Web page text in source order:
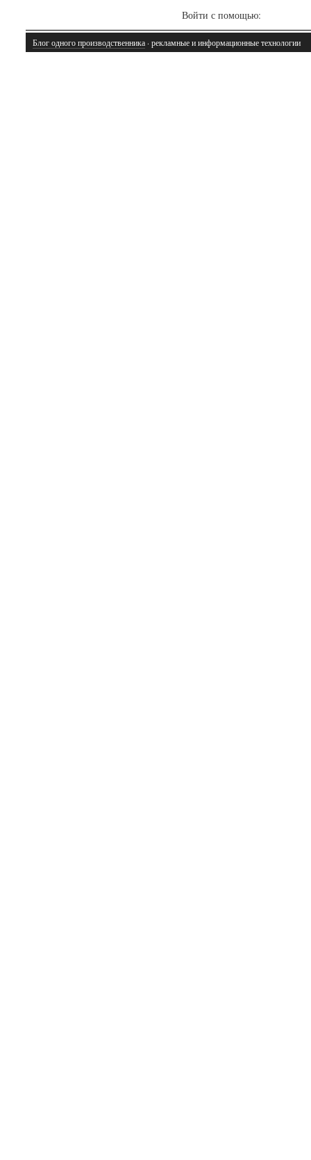
Войти с помощью:
Блог одного производственника · рекламные и информационные технологии